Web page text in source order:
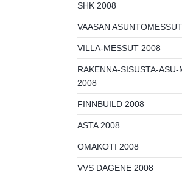
SHK 2008
VAASAN
VILLA-MESSUT 2008
RAKENNA-SISUSTA-ASU-
2008
FINNBUILD 2008
ASTA 2008
OMAKOTI 2008
VVS DAGENE 2008